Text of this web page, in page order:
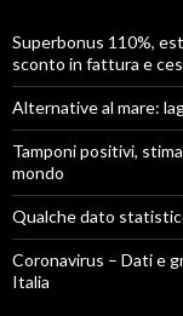
Superbonus 110%,
sconto in fattura e
Alternative al mare:
Tamponi positivi,
mondo
Qualche dato
Coronavirus – Dati e
Italia